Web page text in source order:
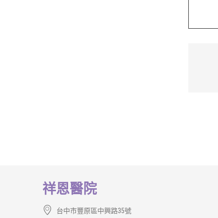
祥恩醫院
台中市豐原區中興路35號